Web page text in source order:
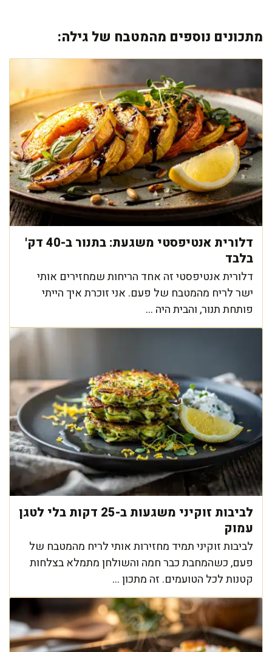
מתכונים נוספים מהמטבח של גילה:
דלורית אנטיפסטי משגעת: בתנור ב-40 דק'
בלבד
דלורית אנטיפסטי זה אחד הריחות שמחזירים אותי
ישר לריח מהמטבח של פעם. אני זוכרת איך הייתי
פותחת תנור, והבית היה ...
לביבות זוקיני משגעות ב-25 דקות בלי לטגן
עמוק
לביבות זוקיני תמיד מחזירות אותי לריח מהמטבח של
פעם, כשהמחבת כבר חמה והשולחן מתמלא בצלחות
קטנות לכל הטועמים. זה מתכון ...